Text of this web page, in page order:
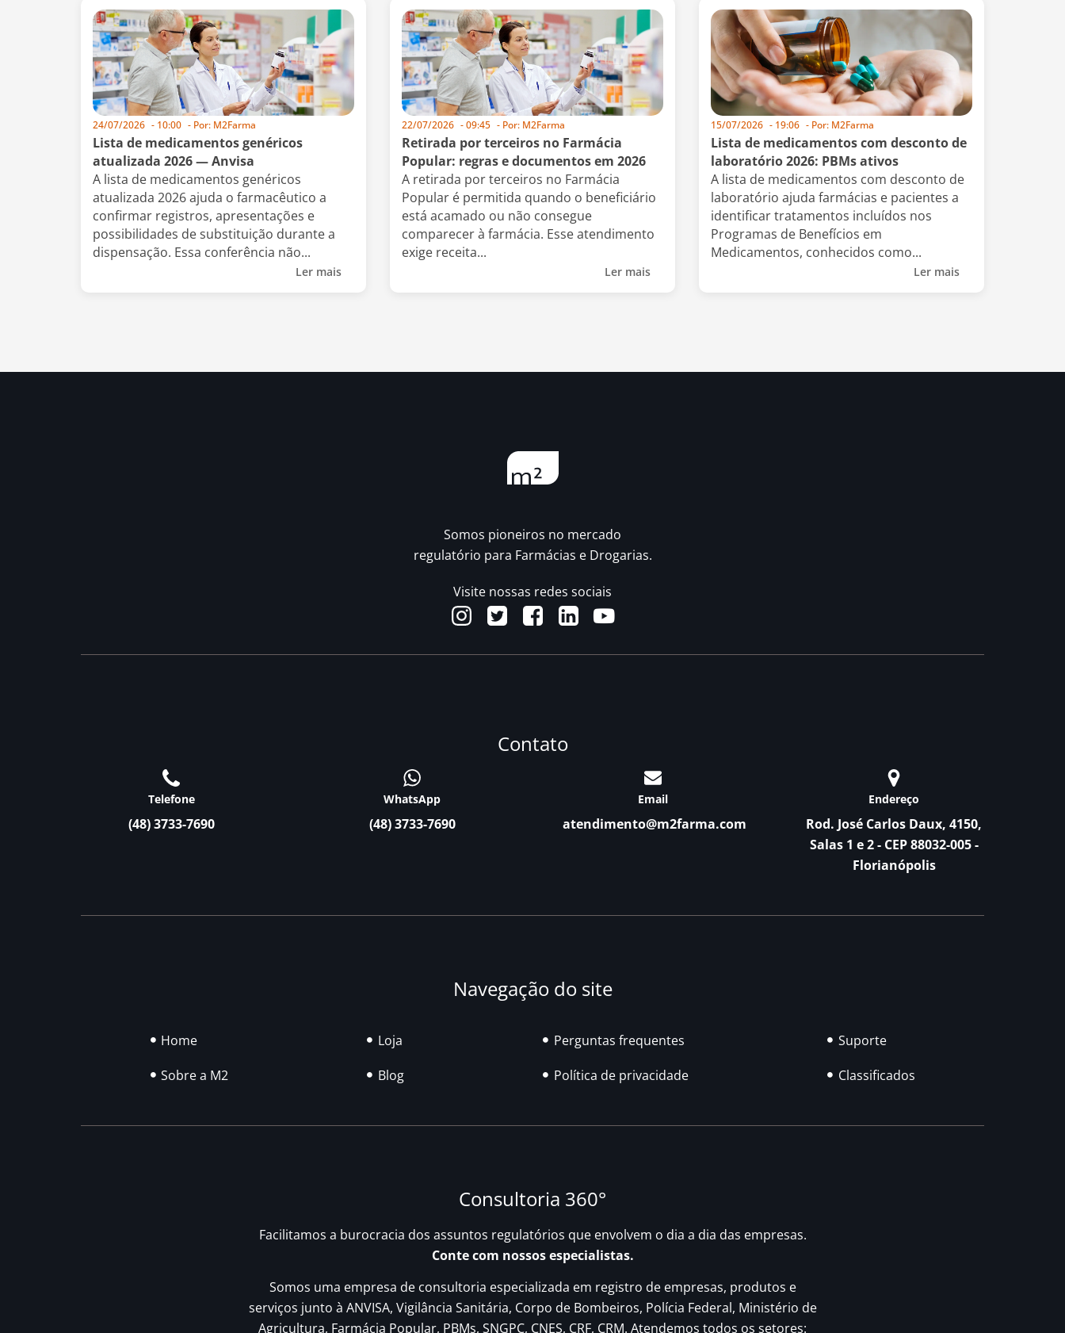
24/07/2026 - 10:00 - Por: M2Farma
Lista de medicamentos genéricos
atualizada 2026 — Anvisa
A lista de medicamentos genéricos
atualizada 2026 ajuda o farmacêutico a
confirmar registros, apresentações e
possibilidades de substituição durante a
dispensação. Essa conferência não...
Ler mais
22/07/2026 -09:45 - Por: M2Farma
Retirada por terceiros no Farmácia
Popular: regras e documentos em 2026
A retirada por terceiros no Farmácia
Popular é permitida quando o beneficiário
está acamado ou não consegue
comparecer à farmácia. Esse atendimento
exige receita...
Ler mais
15/07/2026 - 19:06 - Por: M2Farma
Lista de medicamentos com desconto de
laboratório 2026: PBMs ativos
A lista de medicamentos com desconto de
laboratório ajuda farmácias e pacientes a
identificar tratamentos incluídos nos
Programas de Benefícios em
Medicamentos, conhecidos como...
Ler mais
Somos pioneiros no mercado
regulatório para Farmácias e Drogarias.
Visite nossas redes sociais
Contato
Telefone
(48) 3733-7690
WhatsApp
(48) 3733-7690
Email
atendimento@m2farma.com
Endereço
Rod. José Carlos Daux, 4150,
Salas 1 e 2 - CEP 88032-005 -
Florianópolis
Navegação do site
Home
Sobre a M2
Loja
Blog
Perguntas frequentes
Política de privacidade
Suporte
Classificados
Consultoria 360°
Facilitamos a burocracia dos assuntos regulatórios que envolvem o dia a dia das empresas.
Conte com nossos especialistas.
Somos uma empresa de consultoria especializada em registro de empresas, produtos e
serviços junto à ANVISA, Vigilância Sanitária, Corpo de Bombeiros, Polícia Federal, Ministério de
Agricultura, Farmácia Popular, PBMs, SNGPC, CNES, CRF, CRM. Atendemos todos os setores: